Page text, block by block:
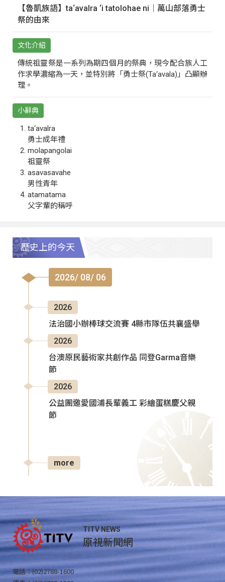
【魯凱族語】ta‘avalra ‘i tatolohae ni｜萬山部落勇士
祭的由來
文化介紹
傳統祖靈祭是一系列為期四個月的祭典，現今配合族人工
作求學濃縮為一天，並特別將「勇士祭(Ta‘avala)」凸顯辦
理。
小辭典
ta‘avalra
勇士成年禮
molapangolai
祖靈祭
asavasavahe
男性青年
atamatama
父字輩的稱呼
歷史上的今天
2026/ 08/ 06
2026
法治國小辦棒球交流賽 4縣市隊伍共襄盛舉
2026
台澳原民藝術家共創作品 同登Garma音樂
節
2026
公益團邀愛國浦長輩義工 彩繪蛋糕慶父親
節
more
TITV NEWS
原視新聞網
電話：(02)2788-1600